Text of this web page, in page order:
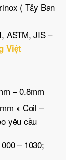
( Tây Ban
ASTM, JIS –
Việt
– 0.8mm
x Coil –
yêu cầu
– 1030;